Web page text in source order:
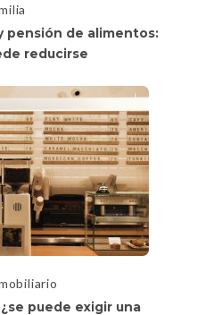
pensión de alimentos:
reducirse
puede exigir una